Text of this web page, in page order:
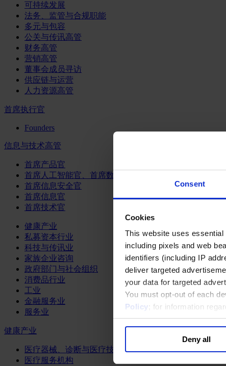
Consent
Cookies
This website uses
including pixels and web
identifiers (including IP
deliver targeted
your data for targeted
You must opt-out of each
Policy; for information
Deny all
可持续发展
法务、监管与合规职能
多元与包容
公关与传讯高管
财务高管
营销高管
董事会成员寻访
供应链与运营
人力资源高管
首席执行官
Founders
信息与技术高管
首席产品官
首席人工智能官、首席数据官和首席数据解析官
首席信息安全官
首席信息官
首席技术官
健康产业
私募资本行业
科技与传讯业
家族企业咨询
政府部门与社会组织
消费品行业
工业
金融服务业
服务业
健康产业
医疗器械、诊断与医疗技术
医疗服务机构